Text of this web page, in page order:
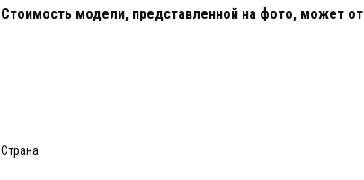
Стоимость модели, представленной на фото, может
Страна